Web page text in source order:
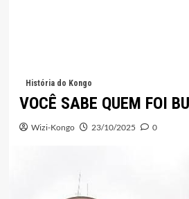
História do Kongo
VOCÊ SABE QUEM FOI
Wizi-Kongo 23/10/2025 0